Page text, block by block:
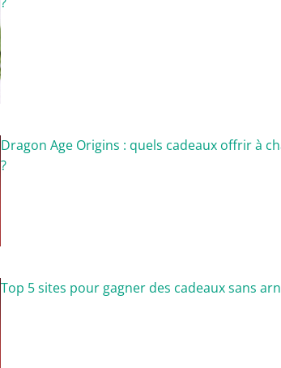
Dragon Age Origins : quels cadeaux offrir à
?
Top 5 sites pour gagner des cadeaux sans